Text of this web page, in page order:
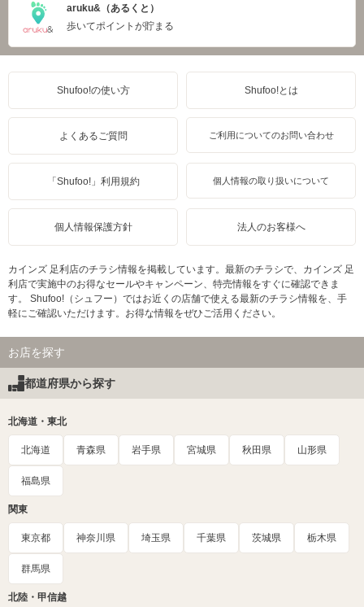
aruku&（あるくと）
歩いてポイントが貯まる
Shufoo!の使い方 Shufoo!とは
よくあるご質問 ご利用についてのお問い合わせ
「Shufoo!」利用規約 個人情報の取り扱いについて
個人情報保護方針 法人のお客様へ
カインズ 足利店のチラシ情報を掲載しています。最新のチラシで、カインズ 足
利店で実施中のお得なセールやキャンペーン、特売情報をすぐに確認できま
す。 Shufoo!（シュフー）ではお近くの店舗で使える最新のチラシ情報を、手
軽にご確認いただけます。お得な情報をぜひご活用ください。
お店を探す
都道府県から探す
北海道・東北
北海道 青森県 岩手県 宮城県 秋田県 山形県
福島県
関東
東京都 神奈川県 埼玉県 千葉県 茨城県 栃木県
群馬県
北陸・甲信越